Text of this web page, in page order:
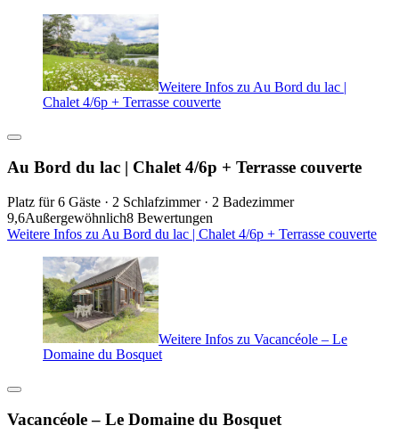
Weitere Infos zu Au Bord du lac |
Chalet 4/6p + Terrasse couverte
Au Bord du lac | Chalet 4/6p + Terrasse couverte
Platz für 6 Gäste · 2 Schlafzimmer · 2 Badezimmer
9,6Außergewöhnlich8 Bewertungen
Weitere Infos zu Au Bord du lac | Chalet 4/6p + Terrasse couverte
Weitere Infos zu Vacancéole – Le
Domaine du Bosquet
Vacancéole – Le Domaine du Bosquet